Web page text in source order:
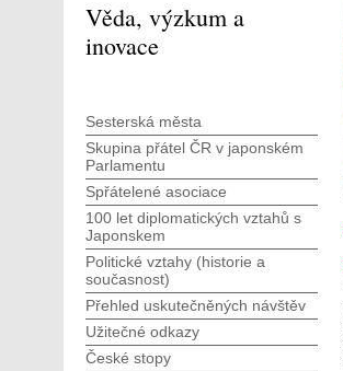
Věda, výzkum a
inovace
Sesterská města
Skupina přátel ČR v japonském
Parlamentu
Spřátelené asociace
100 let diplomatických vztahů s
Japonskem
Politické vztahy (historie a
současnost)
Přehled uskutečněných návštěv
Užitečné odkazy
České stopy